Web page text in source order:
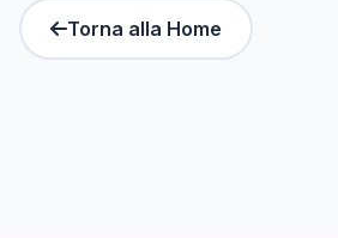
Torna alla Home